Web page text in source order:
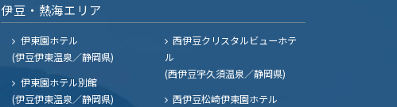
伊豆・熱海エリア
伊東園ホテル
(伊豆伊東温泉／静岡県)
伊東園ホテル別館
(伊豆伊東温泉／静岡県)
西伊豆クリスタルビューホテ
ル
(西伊豆宇久須温泉／静岡県)
西伊豆松崎伊東園ホテル